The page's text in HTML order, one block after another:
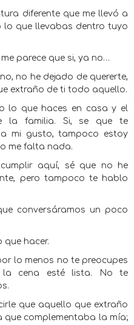
diferente que me llevó a
que llevabas dentro tuyo
parece que si, ya no…
no he dejado de quererte,
extraño de ti todo aquello.
lo que haces en casa y el
la familia. Si, se que te
mi gusto, tampoco estoy
me falta nada.
aquí, sé que no he
pero tampoco te hablo
conversáramos un poco
que hacer.
lo menos no te preocupes
la cena esté lista. No te
que aquello que extraño
que complementaba la mía;